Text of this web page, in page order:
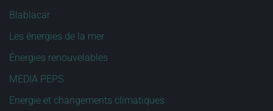
Blablacar
Les énergies de la mer
Énergies renouvelables
MEDIA PEPS
Energie et changements climatiques